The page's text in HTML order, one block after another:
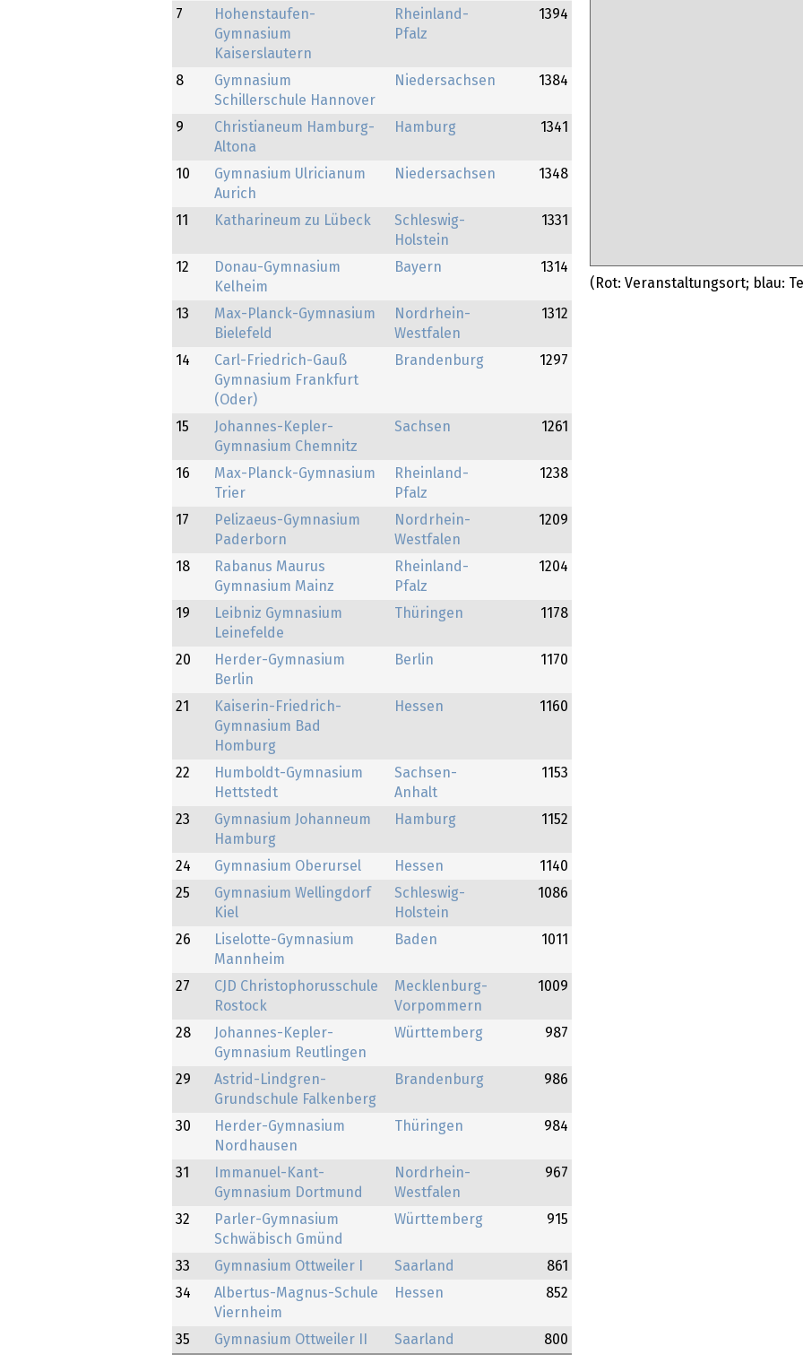
7
Hohenstaufen-
Gymnasium
Kaiserslautern
Rheinland-
Pfalz
1394
8
Gymnasium
Schillerschule Hannover
Niedersachsen 1384
9
Christianeum Hamburg-
Altona
Hamburg 1341
10
Gymnasium Ulricianum
Aurich
Niedersachsen 1348
11 Katharineum zu Lübeck
Schleswig-
Holstein
1331
12
Donau-Gymnasium
Kelheim
Bayern 1314
13
Max-Planck-Gymnasium
Bielefeld
Nordrhein-
Westfalen
1312
14
Carl-Friedrich-Gauß
Gymnasium Frankfurt
(Oder)
Brandenburg 1297
15
Johannes-Kepler-
Gymnasium Chemnitz
Sachsen 1261
16
Max-Planck-Gymnasium
Trier
Rheinland-
Pfalz
1238
17
Pelizaeus-Gymnasium
Paderborn
Nordrhein-
Westfalen
1209
18
Rabanus Maurus
Gymnasium Mainz
Rheinland-
Pfalz
1204
19
Leibniz Gymnasium
Leinefelde
Thüringen 1178
20
Herder-Gymnasium
Berlin
Berlin 1170
21
Kaiserin-Friedrich-
Gymnasium Bad
Homburg
Hessen 1160
22
Humboldt-Gymnasium
Hettstedt
Sachsen-
Anhalt
1153
23
Gymnasium Johanneum
Hamburg
Hamburg 1152
24 Gymnasium Oberursel Hessen
1140
25
Gymnasium Wellingdorf
Kiel
Schleswig-
Holstein
1086
26
Liselotte-Gymnasium
Mannheim
Baden 1011
27
CJD Christophorusschule
Rostock
Mecklenburg-
Vorpommern
1009
28
Johannes-Kepler-
Gymnasium Reutlingen
Württemberg 987
29
Astrid-Lindgren-
Grundschule Falkenberg
Brandenburg 986
30
Herder-Gymnasium
Nordhausen
Thüringen 984
31
Immanuel-Kant-
Gymnasium Dortmund
Nordrhein-
Westfalen
967
32
Parler-Gymnasium
Schwäbisch Gmünd
Württemberg 915
33 Gymnasium Ottweiler I Saarland
861
34
Albertus-Magnus-Schule
Viernheim
Hessen 852
35 Gymnasium Ottweiler II Saarland 800
(Rot: Veranstaltungsort; blau: